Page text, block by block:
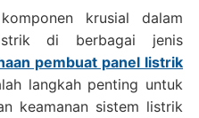
krusial dalam
di berbagai jenis
pembuat panel listrik
langkah penting untuk
keamanan sistem listrik